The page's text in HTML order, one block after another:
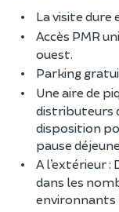
La visite dure
Accès PMR
ouest.
Parking
Une aire de
distributeurs
disposition
pause
A l’extérieur :
dans les
environnants